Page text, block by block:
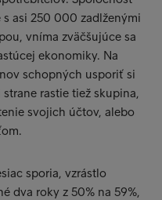
asi 250 000 zadlženými
vníma zväčšujúce sa
ekonomiky. Na
schopných usporiť si
rastie tiež skupina,
svojich účtov, alebo
sporia, vzrástlo
dva roky z 50% na 59%,